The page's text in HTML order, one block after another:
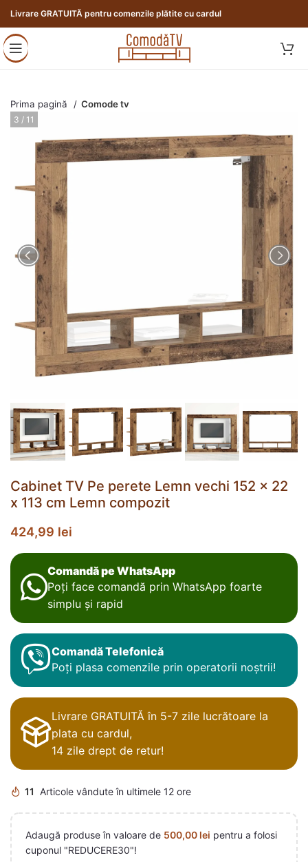
Livrare GRATUITĂ pentru comenzile plătite cu cardul
Prima pagină Comode tv
3 / 11
Cabinet TV Pe perete Lemn vechi 152 x 22
x 113 cm Lemn compozit
424,99 lei
Comandă pe WhatsApp
Poți face comandă prin WhatsApp foarte
simplu și rapid
Comandă Telefonică
Poți plasa comenzile prin operatorii noștrii!
Livrare GRATUITĂ în 5-7 zile lucrătoare la
plata cu cardul,
14 zile drept de retur!
11 Articole vândute în ultimele 12 ore
Adaugă produse în valoare de 500,00 lei pentru a folosi
cuponul "REDUCERE30"!